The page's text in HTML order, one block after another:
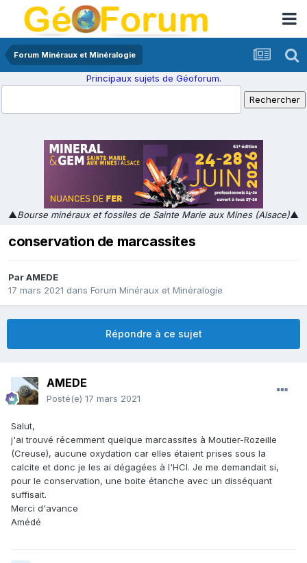
Forum Minéraux et Minéralogie
Principaux sujets de Géoforum.
▲Bourse minéraux et fossiles de Sainte Marie aux Mines (Alsace)▲
conservation de marcassites
ParAMEDE
17 mars 2021 dans Forum Minéraux et Minéralogie
Répondre à ce sujet
AMEDE
Posté(e) 17 mars 2021
Salut,
j'ai trouvé récemment quelque marcassites à Moutier-Rozeille
(Creuse), aucune oxydation car elles étaient prises sous la
calcite et donc je les ai dégagées à l'HCl. Je me demandait si,
pour le conservation, une boite étanche avec un disséquant
suffisait.
Merci d'avance
Amédé